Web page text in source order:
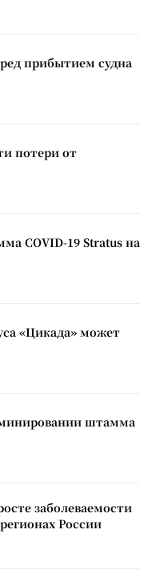
прибытием судна
потери от
COVID-19 Stratus на
«Цикада» может
штамма
заболеваемости
России